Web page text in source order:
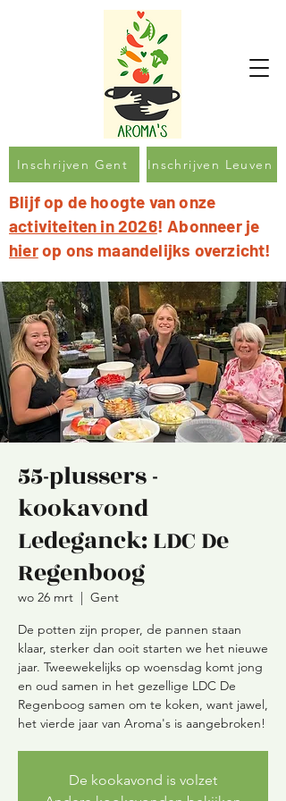
Inschrijven Gent Inschrijven Leuven
Blijf op de hoogte van onze
activiteiten in 2026! Abonneer je
hierop ons maandelijks overzicht!
55-plussers -
kookavond
Ledeganck: LDC De
Regenboog
wo 26 mrt
  |
Gent
De potten zijn proper, de pannen staan
klaar, sterker dan ooit starten we het nieuwe
jaar. Tweewekelijks op woensdag komt jong
en oud samen in het gezellige LDC De
Regenboog samen om te koken, want jawel,
De kookavond is volzet